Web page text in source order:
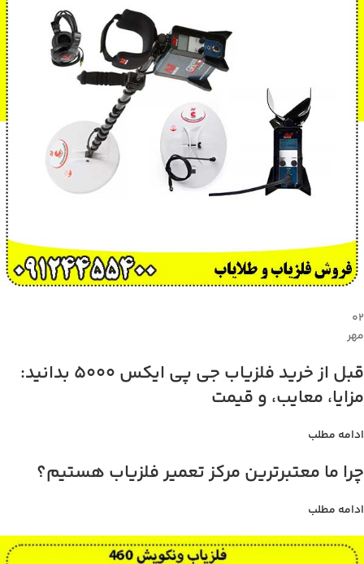
۰۲
مهر
قبل از خرید فلزیاب جی پی ایکس 5000 بدانید:
مزایا، معایب، و قیمت
ادامه مطلب
چرا ما معتبرترین مرکز تعمیر فلزیاب هستیم؟
ادامه مطلب